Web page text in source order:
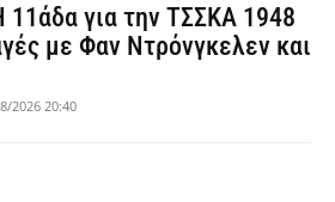
11άδα για την ΤΣΣΚΑ 1948
με Φαν Ντρόνγκελεν και
2026 20:40